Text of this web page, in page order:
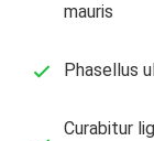
mauris
Phasellus
Curabitur